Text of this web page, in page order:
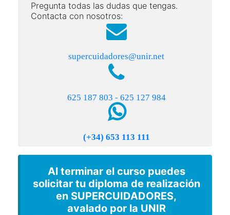
Pregunta todas las dudas que tengas.
Contacta con nosotros:
supercuidadores@unir.net
625 187 803 - 625 127 984
(+34) 653 113 111
Al terminar el curso puedes
solicitar tu diploma de realización
en SUPERCUIDADORES,
avalado por la UNIR